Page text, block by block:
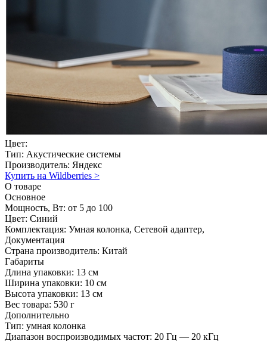
Цвет:
Тип: Акустические системы
Производитель: Яндекс
Купить на Wildberries >
О товаре
Основное
Мощность, Вт: от 5 до 100
Цвет: Синий
Комплектация: Умная колонка, Сетевой адаптер,
Документация
Страна производитель: Китай
Габариты
Длина упаковки: 13 см
Ширина упаковки: 10 см
Высота упаковки: 13 см
Вес товара: 530 г
Дополнительно
Тип: умная колонка
Диапазон воспроизводимых частот: 20 Гц — 20 кГц